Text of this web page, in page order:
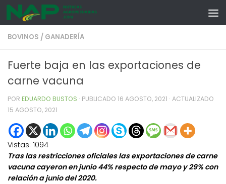
Skip to content
BOVINOS / GANADERÍA
Fuerte baja en las exportaciones de
carne vacuna
POR EDUARDO BUSTOS · PUBLICADO 16 AGOSTO, 2021 · ACTUALIZADO
15 AGOSTO, 2021
Vistas: 1094
Tras las restricciones oficiales las exportaciones de carne
vacuna cayeron en junio 44% respecto de mayo y 29% con
relación a junio del 2020.